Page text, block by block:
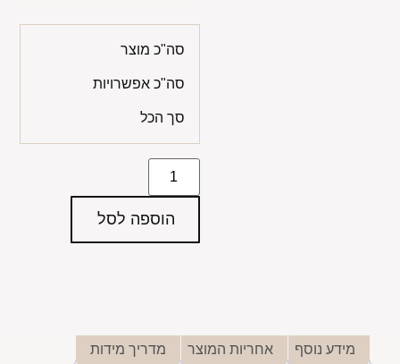
סה"כ מוצר
סה"כ אפשרויות
סך הכל
הוספה לסל
מידע נוסף אחריות המוצר
מדריך מידות